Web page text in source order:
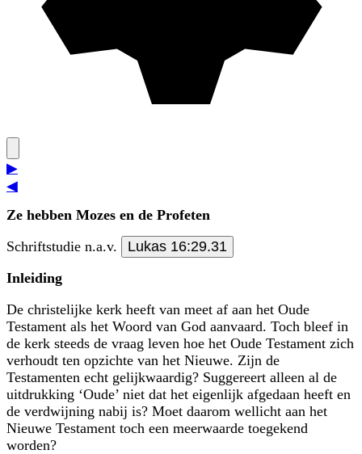
▶
◀
Ze hebben Mozes en de Profeten
Schriftstudie n.a.v.
Lukas 16:29.31
Inleiding
De christelijke kerk heeft van meet af aan het Oude
Testament als het Woord van God aanvaard. Toch bleef in
de kerk steeds de vraag leven hoe het Oude Testament zich
verhoudt ten opzichte van het Nieuwe. Zijn de
Testamenten echt gelijkwaardig? Suggereert alleen al de
uitdrukking ‘Oude’ niet dat het eigenlijk afgedaan heeft en
de verdwijning nabij is? Moet daarom wellicht aan het
Nieuwe Testament toch een meerwaarde toegekend
worden?